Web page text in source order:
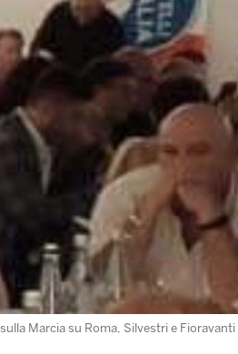
Marcia su Roma, Silvestri e